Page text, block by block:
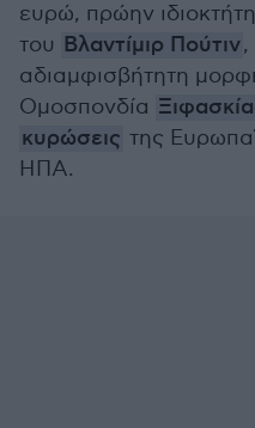
ευρώ, πρώην
του Βλαντίμιρ Πούτιν,
αδιαμφισβήτητη
Ομοσπονδία
κυρώσεις της
ΗΠΑ.